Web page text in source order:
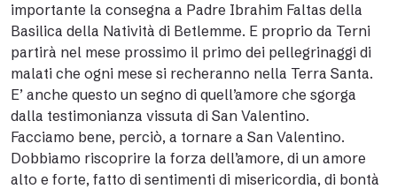
importante la consegna a Padre Ibrahim Faltas della
Basilica della Natività di Betlemme. E proprio da Terni
partirà nel mese prossimo il primo dei pellegrinaggi di
malati che ogni mese si recheranno nella Terra Santa.
E’ anche questo un segno di quell’amore che sgorga
dalla testimonianza vissuta di San Valentino.
Facciamo bene, perciò, a tornare a San Valentino.
Dobbiamo riscoprire la forza dell’amore, di un amore
alto e forte, fatto di sentimenti di misericordia, di bontà